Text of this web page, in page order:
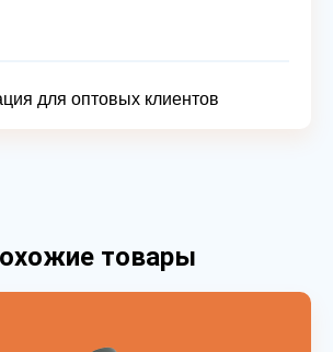
для оптовых клиентов
товары